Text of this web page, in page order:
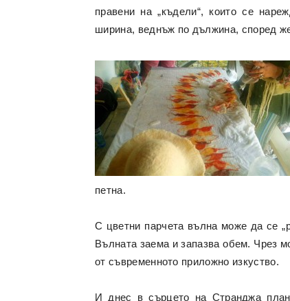
правени на „къдели“, които се
ширина, веднъж по дължина, според
петна.
С цветни парчета вълна може да се
Вълната заема и запазва обем. Чрез
от съвременното приложно изкуство.
И днес в сърцето на Странджа